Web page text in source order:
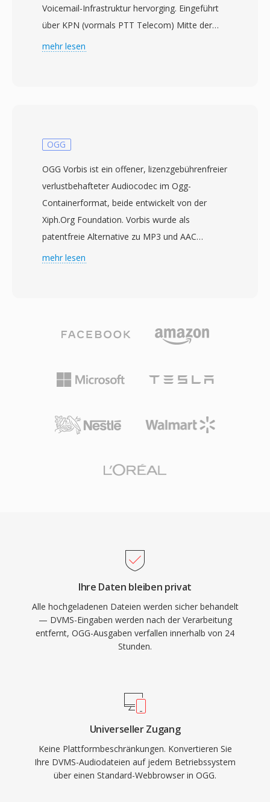
Voicemail-Infrastruktur hervorging. Eingeführt
über KPN (vormals PTT Telecom) Mitte der
1980er Jahre, speichert das Format Mono-
komprimiert, ähnlich der europäischen A-Law-
kbit/s, während die Sprache verständlich bleibt.
Jede Datei enthält einen kleinen Header mit
Abtastrate, Kompressionstyp und
Nachrichtenmetadaten, was das
automatisierte Routing in frühen PBX- und
Voicemail-Systemen erleichterte. Obwohl
späterer europäischer Voice-Messaging-
Protokolle. Tools wie SoX und verschiedene
Dateien nach wie vor lesen und schreiben,
wiedergegeben werden können. Zu den
praktischen Vorteilen zählen extrem kleine
zuverlässige Sprachklarheit trotz aggressiver
mehr lesen
OGG
OGG Vorbis ist ein offener, lizenzgebührenfreier
verlustbehafteter Audiocodec im Ogg-
Containerformat, beide entwickelt von der
Xiph.Org Foundation. Vorbis wurde als
patentfreie Alternative zu MP3 und AAC
konzipiert und nutzt eine modifizierte diskrete
Wahrnehmungsqualität liefert, die MP3
Bereich von 96-192 kbps. Das Format
unterstützt Abtastraten von 8 kHz bis 192 kHz
Mono-Sprache bis zu Surround-Mischungen ab.
Streaming-Plattformen und Hardwarehersteller
Qualitätsverluste bei niedrigen Bitraten
eleganter als viele Konkurrenten, weshalb es in
Videospielen beliebt bleibt, wo Speicher knapp
ist und Tausende Soundeffekte um Platz
konkurrieren. VLC, Firefox, Chrome und Android
bieten native Vorbis-Dekodierung.
mehr lesen
Ihre Daten bleiben privat
Alle hochgeladenen Dateien werden sicher behandelt
— DVMS-Eingaben werden nach der Verarbeitung
entfernt, OGG-Ausgaben verfallen innerhalb von 24
Stunden.
Universeller Zugang
Keine Plattformbeschränkungen. Konvertieren Sie
Ihre DVMS-Audiodateien auf jedem Betriebssystem
über einen Standard-Webbrowser in OGG.